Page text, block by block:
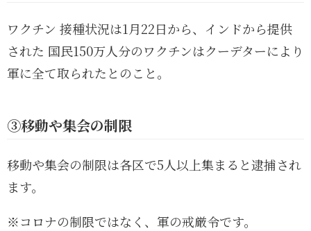
ワクチン 接種状況は1月22日から、インドから提供
された 国民150万人分のワクチンはクーデターにより
軍に全て取られたとのこと。
③移動や集会の制限
移動や集会の制限は各区で5人以上集まると逮捕され
ます。
※コロナの制限ではなく、軍の戒厳令です。